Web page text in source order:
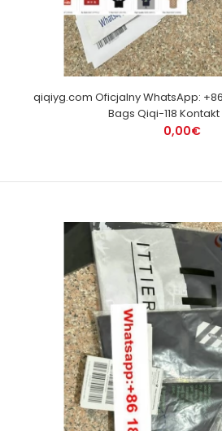
qiqiyg.com Oficjalny WhatsApp:
Bags Qiqi-118
0,00€